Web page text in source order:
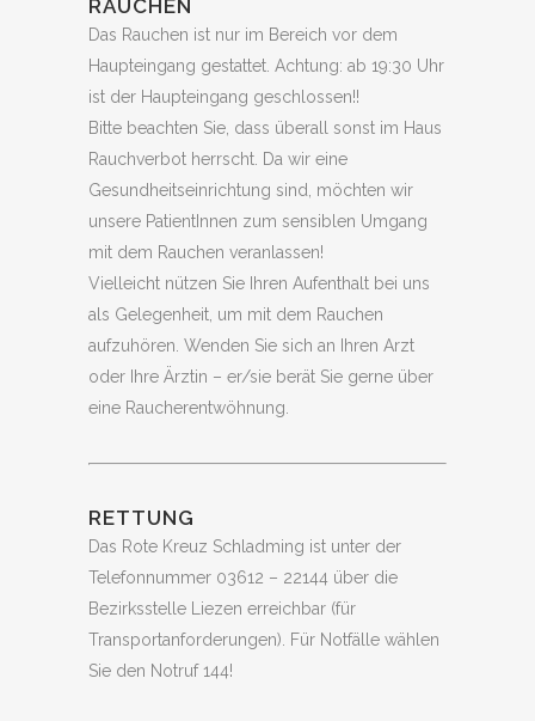
RAUCHEN
Das Rauchen ist nur im Bereich vor dem
Haupteingang gestattet. Achtung: ab 19:30 Uhr
ist der Haupteingang geschlossen!!
Bitte beachten Sie, dass überall sonst im Haus
Rauchverbot herrscht. Da wir eine
Gesundheitseinrichtung sind, möchten wir
unsere PatientInnen zum sensiblen Umgang
mit dem Rauchen veranlassen!
Vielleicht nützen Sie Ihren Aufenthalt bei uns
als Gelegenheit, um mit dem Rauchen
aufzuhören. Wenden Sie sich an Ihren Arzt
oder Ihre Ärztin – er/sie berät Sie gerne über
eine Raucherentwöhnung.
RETTUNG
Das Rote Kreuz Schladming ist unter der
Telefonnummer 03612 – 22144 über die
Bezirksstelle Liezen erreichbar (für
Transportanforderungen). Für Notfälle wählen
Sie den Notruf 144!